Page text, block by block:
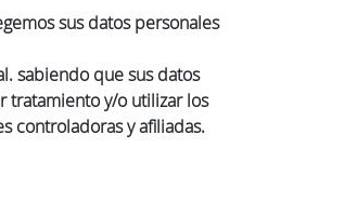
sus datos personales
sabiendo que sus datos
tratamiento y/o utilizar los
controladoras y afiliadas.